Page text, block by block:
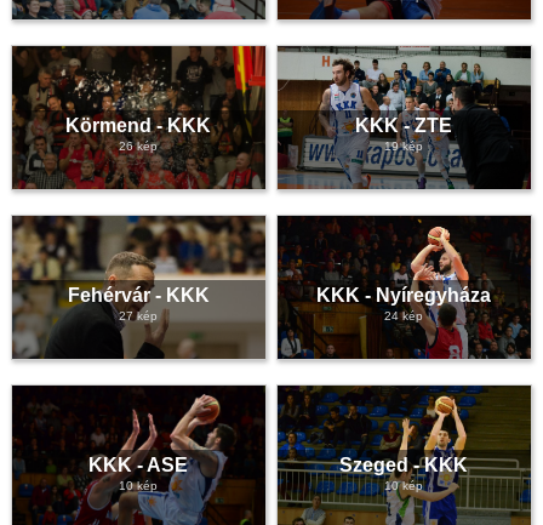
Körmend - KKK
26 kép
KKK - ZTE
19 kép
Fehérvár - KKK
27 kép
KKK - Nyíregyháza
24 kép
KKK - ASE
10 kép
Szeged - KKK
10 kép